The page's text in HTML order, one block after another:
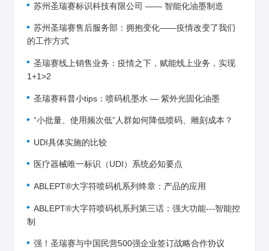
苏州圣瑞赛标识科技有限公司 —— 智能化油墨制造
苏州圣瑞赛售后服务部：拥抱变化——疫情改变了我们
的工作方式
圣瑞赛线上销售业务：疫情之下，赋能线上业务，实现
1+1>2
圣瑞赛科普小tips：喷码机墨水 — 紫外光固化油墨
“小批量、使用频次低”人群如何降低喷码、雕刻成本？
UDI具体实施的比较
医疗器械唯一标识（UDI）系统必知要点
ABLEPT®大字符喷码机系列终章：产品的应用
ABLEPT®大字符喷码机系列第三话：强大功能---智能控
制
强！圣瑞赛与中国民营500强企业签订战略合作协议